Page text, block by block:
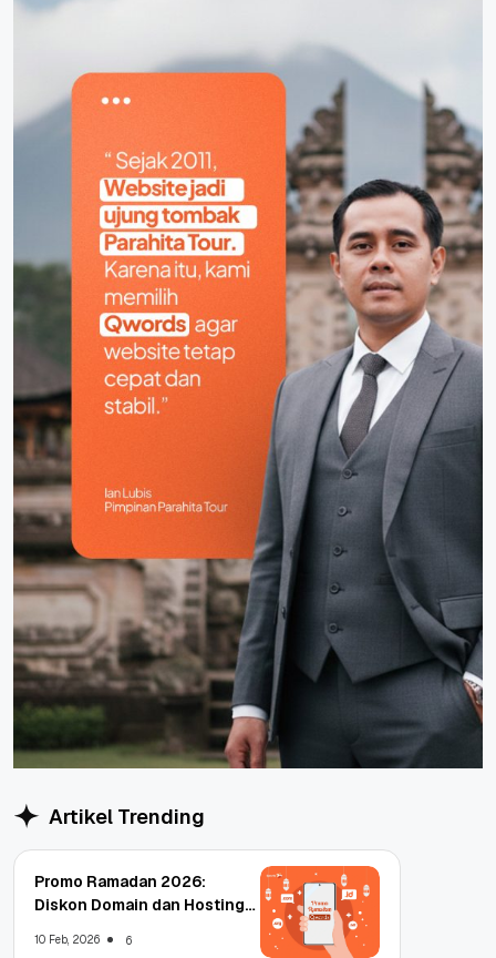
Artikel Trending
Promo Ramadan 2026:
Diskon Domain dan Hosting
10 Feb, 2026 6